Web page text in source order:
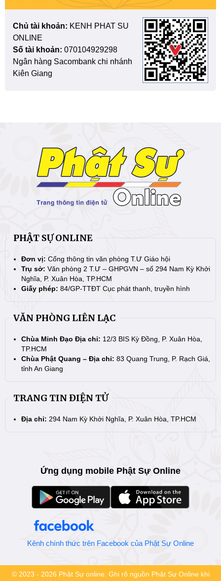
Chủ tài khoản: KENH PHAT SU
ONLINE
Số tài khoản: 070104929298
Ngân hàng Sacombank chi nhánh
Kiên Giang
PHẬT SỰ ONLINE
Đơn vị: Cổng thông tin văn phòng T.Ư Giáo hội
Trụ sở: Văn phòng 2 T.Ư – GHPGVN – số 294 Nam Kỳ Khởi
Nghĩa, P. Xuân Hòa, TP.HCM
Giấy phép: 84/GP-TTĐT Cục phát thanh, truyền hình
VĂN PHÒNG LIÊN LẠC
Chùa Minh Đạo Địa chỉ: 12/3 BIS Kỳ Đồng, P. Xuân Hòa,
TP.HCM
Chùa Phật Quang – Địa chỉ: 83 Quang Trung, P. Rạch Giá,
tỉnh An Giang
TRANG TIN ĐIỆN TỬ
Địa chỉ: 294 Nam Kỳ Khởi Nghĩa, P. Xuân Hòa, TP.HCM
Ứng dụng mobile Phật Sự Online
Kênh chính thức trên Facebook của Phật Sự Online
© 2023 - 2026 Phật Sự online. Ghi rõ nguồn Phật Sự Online khi